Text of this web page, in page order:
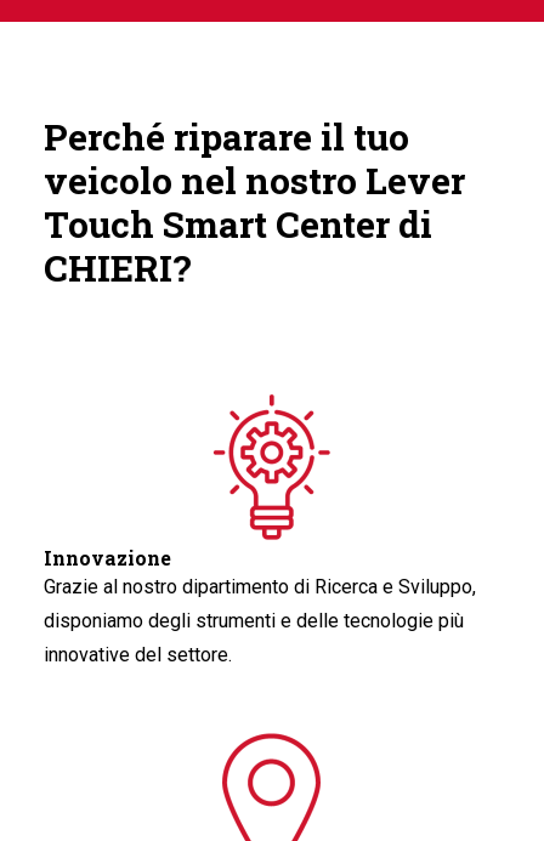
Perché riparare il tuo
veicolo nel nostro Lever
Touch Smart Center di
CHIERI?
Innovazione
Grazie al nostro dipartimento di Ricerca e Sviluppo,
disponiamo degli strumenti e delle tecnologie più
innovative del settore.